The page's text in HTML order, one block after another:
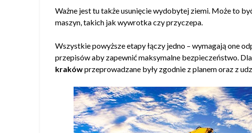
Ważne jest tu także usunięcie wydobytej ziemi. Może to
maszyn, takich jak wywrotka czy przyczepa.
Wszystkie powyższe etapy łączy jedno – wymagają one
przepisów aby zapewnić maksymalne bezpieczeństwo.
krakówprzeprowadzane były zgodnie z planem oraz z